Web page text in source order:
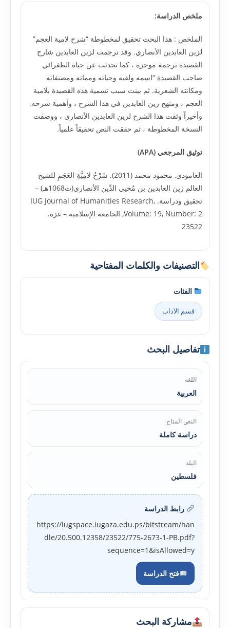
ملخص الدراسة:
الملخص : هذا البحث تحقيق لمخطوطة “شرح لامية العجم”
لزين العابدين الأنصاري. وقد ترجمت لزين العابدين شارح
القصيدة ترجمة موجزة ، كما تحدثت عن حياة الطغرائي
صاحب القصيدة “اسمه ولقبه وحياته ومماته ومصنفاته
ومكانته الشعرية. ثم بينت سبب تسمية هذه القصيدة بلامية
العجم ، ومنهج زين العابدين في هذا الشرح ، وأهمية شرحه.
وأخيراً وثقت هذا الشرح لزين العابدين الأنصاري ، ووصفت
النسخة المخطوطة ، ثم حققت النص تحقيقاً علمياً.
توثيق المرجعي (APA)
العامودي, محمود محمد (2011). شَرْحُ لامِيَّةِ العَجَمِ للشيخ
العالم زين العابدين بن مُحيي الدِّين الأنصاري(ت1068هـ) –
تحقيق ودراسة. IUG Journal of Humanities Research,
Volume: 19, Number: 2, الجامعة الإسلامية – غزة.
23522
التصنيفات والكلمات المفتاحية
الفئات
قسم الآداب
تفاصيل البحث
اللغة
العربية
النص المتاح
دراسة كاملة
البلد
فلسطين
رابط الدراسة
https://iugspace.iugaza.edu.ps/bitstream/han
dle/20.500.12358/23522/775-2673-1-PB.pdf?
sequence=1&isAllowed=y
فتح الدراسة
مشاركة البحث